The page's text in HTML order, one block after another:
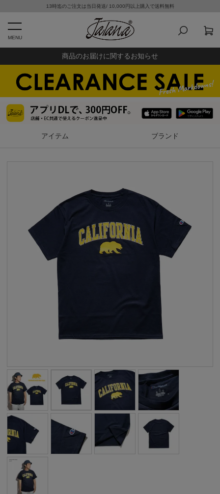
13時迄のご注文は当日発送/ 10,000円以上購入で送料無料
MENU
商品のお届けに関するお知らせ
アイテム ブランド